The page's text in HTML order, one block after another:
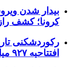
بیدار شدن
کرونا؛ کشف
رکوردشکنی
افتتاحیه ۹۲۷ میلیون دلاری در گیشه جهانی